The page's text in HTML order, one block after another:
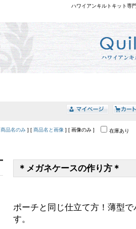
ハワイアンキルトキット専
商品名のみ ] [ 商品名と画像 ] [ 画像のみ ] 在庫あり
＊メガネケースの作り方＊
ポーチと同じ仕立て方！薄型
す。